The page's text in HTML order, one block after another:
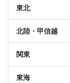
東北
北陸・甲信越
関東
東海